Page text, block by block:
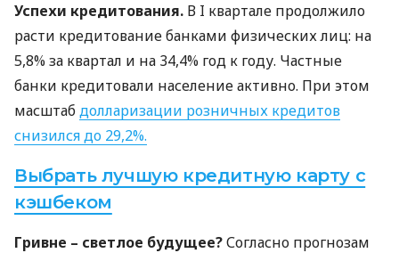
Успехи кредитования. В I квартале продолжило
расти кредитование банками физических лиц: на
5,8% за квартал и на 34,4% год к году. Частные
банки кредитовали население активно. При этом
масштабдолларизации розничных кредитов
снизился до 29,2%.
Выбрать лучшую кредитную карту с
кэшбеком
Гривне – светлое будущее?Согласно прогнозам